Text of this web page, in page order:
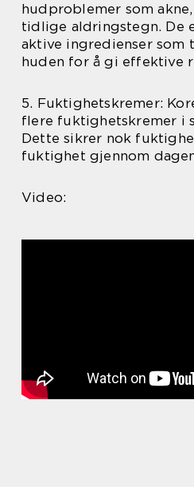
hudproblemer som
tidlige aldringstegn. De
aktive ingredienser som
huden for å gi effektive
5. Fuktighetskremer:
flere fuktighetskremer i
Dette sikrer nok
fuktighet gjennom
Video: